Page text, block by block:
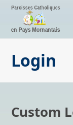
Login
Custom